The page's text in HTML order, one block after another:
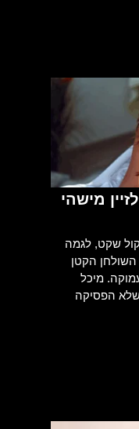
מישהי
שקט, לגמה
השולחן הקטן
מיכל
שלא הפסיקה